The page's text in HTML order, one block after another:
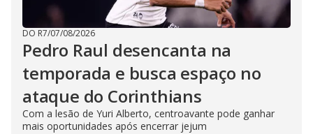
DO R7/07/08/2026
Pedro Raul desencanta na
temporada e busca espaço no
ataque do Corinthians
Com a lesão de Yuri Alberto, centroavante pode ganhar
mais oportunidades após encerrar jejum